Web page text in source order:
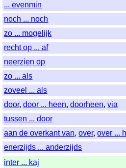
... evenmin
noch ... noch
zo ... mogelijk
recht op ... af
neerzien op
zo ... als
zoveel ... als
door,door ... heen,doorheen,via
tussen ... door
aan de overkant van,over,over ...
enerzijds ... anderzijds
inter ... kaj